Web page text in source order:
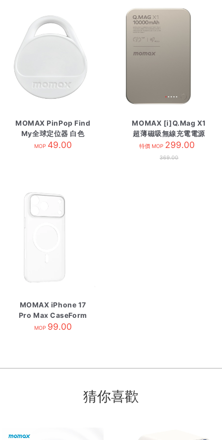
MOMAX PinPop Find
My全球定位器 白色
MOP 49.00
MOMAX [i]Q.Mag X1
超薄磁吸無線充電電源
10000mAh 鈦金
特價 MOP 299.00
369.00
MOMAX iPhone 17
Pro Max CaseForm
Lite 磁吸保護殼 透明白
MOP 99.00
猜你喜歡